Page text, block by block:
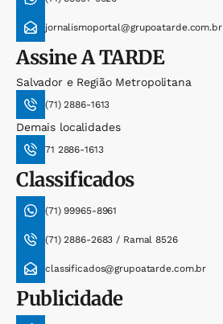
jornalismoportal@grupoatarde.com.br
AssineA TARDE
Salvador e Região Metropolitana
(71) 2886-1613
Demais localidades
71 2886-1613
Classificados
(71) 99965-8961
(71) 2886-2683 / Ramal 8526
classificados@grupoatarde.com.br
Publicidade